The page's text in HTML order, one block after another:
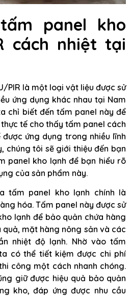
panel kho
cách nhiệt tại
PIR là một loại vật liệu được sử
ứng dụng khác nhau tại Nam
chỉ biết đến tấm panel này để
thực tế cho thấy tấm panel cách
được ứng dụng trong nhiều lĩnh
chúng tôi sẽ giới thiệu đến bạn
panel kho lạnh để bạn hiểu rõ
của sản phẩm này.
tấm panel kho lạnh chính là
hóa. Tấm panel này được sử
lạnh để bảo quản chứa hàng
quả, mặt hàng nông sản và các
nhiệt độ lạnh. Nhờ vào tấm
có thể tiết kiệm được chi phí
công một cách nhanh chóng.
giữ được hiệu quả bảo quản
kho, đáp ứng được nhu cầu